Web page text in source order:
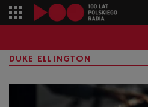
DUKE ELLINGTON